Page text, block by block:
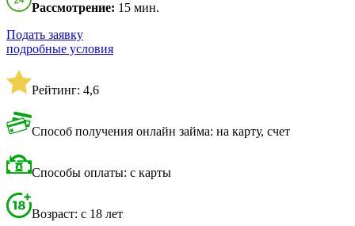
Рассмотрение: 15 мин.
Подать заявку
подробные условия
Рейтинг: 4,6
Способ получения онлайн займа: на карту, счет
Способы оплаты: с карты
Возраст: с 18 лет